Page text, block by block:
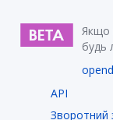
Якщо
будь
API
Зворотний